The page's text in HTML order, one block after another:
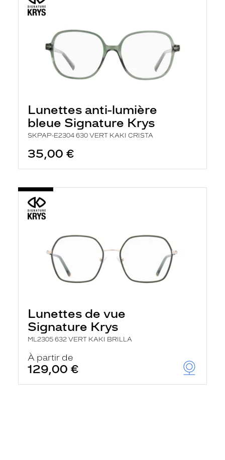
Lunettes anti-lumière
bleue Signature Krys
SKPAP-E2304 630 VERT KAKI CRISTA
35,00 €
Lunettes de vue
Signature Krys
ML2305 632 VERT KAKI BRILLA
À partir de
129,00 €